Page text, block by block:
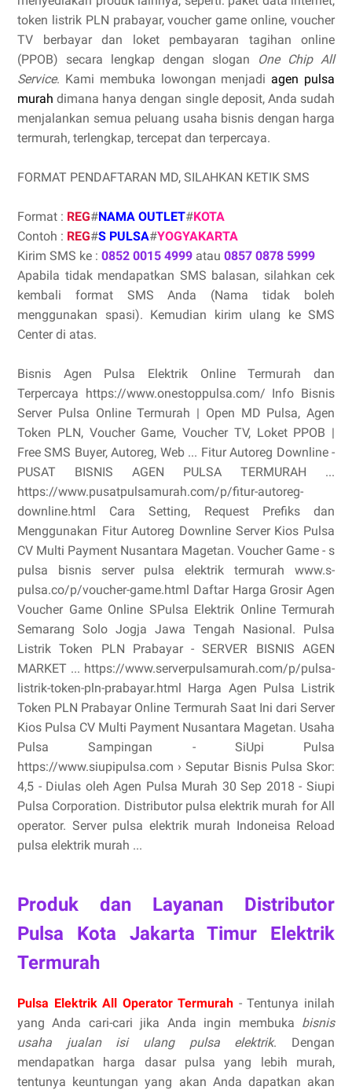
token listrik PLN prabayar, voucher game online, voucher
TV berbayar dan loket pembayaran tagihan online
(PPOB) secara lengkap dengan slogan
One Chip All
Service. Kami membuka lowongan menjadi agen pulsa
murah dimana hanya dengan single deposit, Anda sudah
menjalankan semua peluang usaha bisnis dengan harga
termurah, terlengkap, tercepat dan terpercaya.
FORMAT PENDAFTARAN MD, SILAHKAN KETIK SMS
Format : REG#NAMA OUTLET#KOTA
Contoh : REG#S PULSA#YOGYAKARTA
Kirim SMS ke : 0852 0015 4999 atau 0857 0878 5999
Apabila tidak mendapatkan SMS balasan, silahkan cek
kembali format SMS Anda (Nama tidak boleh
menggunakan spasi). Kemudian kirim ulang ke SMS
Center di atas.
Bisnis Agen Pulsa Elektrik Online Termurah dan
Terpercaya https://www.onestoppulsa.com/ Info Bisnis
Server Pulsa Online Termurah | Open MD Pulsa, Agen
Token PLN, Voucher Game, Voucher TV, Loket PPOB |
Free SMS Buyer, Autoreg, Web ... Fitur Autoreg Downline -
PUSAT BISNIS AGEN PULSA TERMURAH ...
https://www.pusatpulsamurah.com/p/fitur-autoreg-
downline.html Cara Setting, Request Prefiks dan
Menggunakan Fitur Autoreg Downline Server Kios Pulsa
CV Multi Payment Nusantara Magetan. Voucher Game - s
pulsa bisnis server pulsa elektrik termurah www.s-
pulsa.co/p/voucher-game.html Daftar Harga Grosir Agen
Voucher Game Online SPulsa Elektrik Online Termurah
Semarang Solo Jogja Jawa Tengah Nasional. Pulsa
Listrik Token PLN Prabayar - SERVER BISNIS AGEN
MARKET ... https://www.serverpulsamurah.com/p/pulsa-
listrik-token-pln-prabayar.html Harga Agen Pulsa Listrik
Token PLN Prabayar Online Termurah Saat Ini dari Server
Kios Pulsa CV Multi Payment Nusantara Magetan. Usaha
Pulsa Sampingan - SiUpi Pulsa
https://www.siupipulsa.com › Seputar Bisnis Pulsa Skor:
4,5 - ‎Diulas oleh Agen Pulsa Murah 30 Sep 2018 - Siupi
Pulsa Corporation. Distributor pulsa elektrik murah for All
operator. Server pulsa elektrik murah Indoneisa Reload
pulsa elektrik murah ...
Produk dan Layanan Distributor
Pulsa Kota Jakarta Timur Elektrik
Termurah
Pulsa Elektrik All Operator Termurah - Tentunya inilah
yang Anda cari-cari jika Anda ingin membuka bisnis
usaha jualan isi ulang pulsa elektrik. Dengan
mendapatkan harga dasar pulsa yang lebih murah,
tentunya keuntungan yang akan Anda dapatkan akan